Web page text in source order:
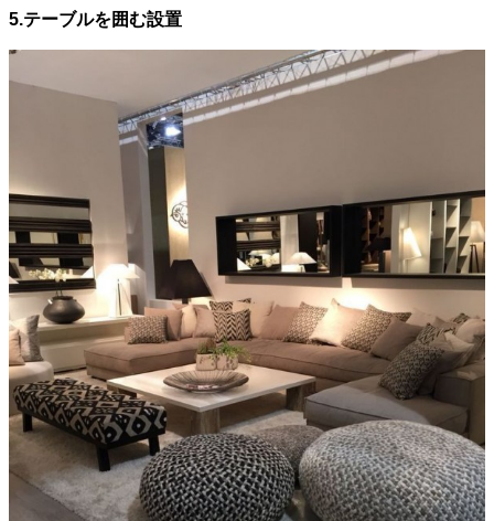
5.テーブルを囲む設置